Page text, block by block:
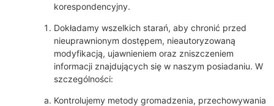
korespondencyjny.
Dokładamy wszelkich starań, aby chronić przed
nieuprawnionym dostępem, nieautoryzowaną
modyfikacją, ujawnieniem oraz zniszczeniem
informacji znajdujących się w naszym posiadaniu. W
szczególności:
Kontrolujemy metody gromadzenia, przechowywania